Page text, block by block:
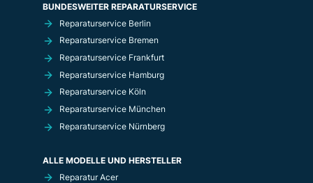
BUNDESWEITER REPARATURSERVICE
Reparaturservice Berlin
Reparaturservice Bremen
Reparaturservice Frankfurt
Reparaturservice Hamburg
Reparaturservice Köln
Reparaturservice München
Reparaturservice Nürnberg
ALLE MODELLE UND HERSTELLER
Reparatur Acer